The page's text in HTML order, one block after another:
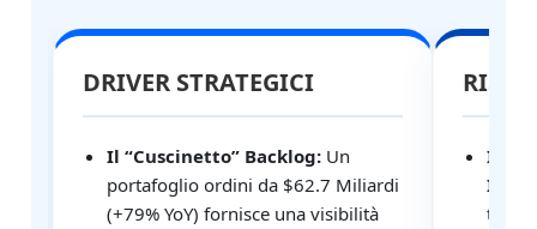
DRIVER STRATEGICI
Il “Cuscinetto” Backlog: Un
portafoglio ordini da $62.7 Miliardi
(+79% YoY) fornisce una visibilità
Il
totale